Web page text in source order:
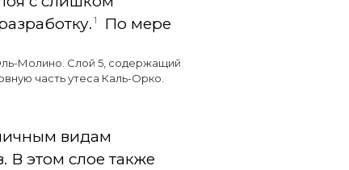
Молино. Слой 5, содержащий
часть утеса Каль-Орко.
1
По мере
видам
В этом слое также